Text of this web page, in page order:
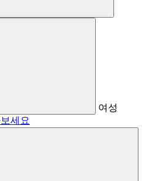
여성
세요